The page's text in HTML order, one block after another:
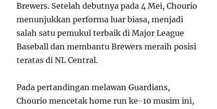
Brewers. Setelah debutnya pada 4 Mei, Chourio
menunjukkan performa luar biasa, menjadi
salah satu pemukul terbaik di Major League
Baseball dan membantu Brewers meraih posisi
teratas di NL Central.
Pada pertandingan melawan Guardians,
Chourio mencetak home run ke-10 musim ini,